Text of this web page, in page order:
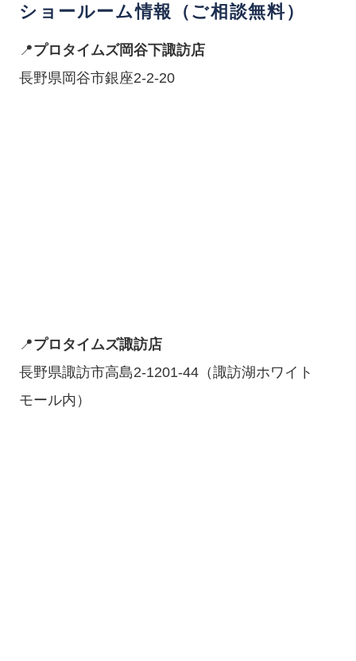
ショールーム情報（ご相談無料）
📍プロタイムズ岡谷下諏訪店
長野県岡谷市銀座2-2-20
📍プロタイムズ諏訪店
長野県諏訪市高島2-1201-44（諏訪湖ホワイト
モール内）